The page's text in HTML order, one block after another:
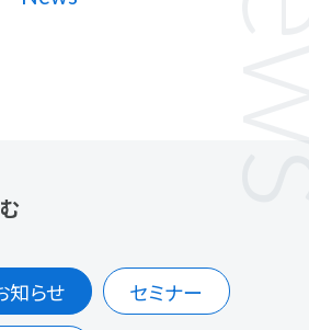
知らせ セミナー